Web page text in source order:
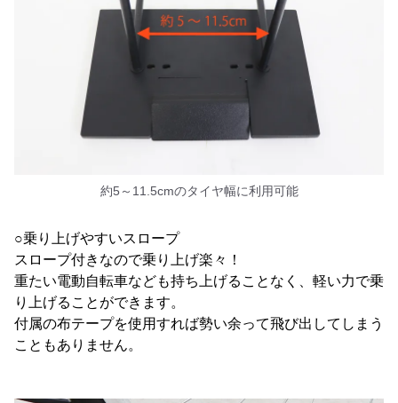
約5～11.5cmのタイヤ幅に利用可能
○乗り上げやすいスロープ
スロープ付きなので乗り上げ楽々！
重たい電動自転車なども持ち上げることなく、軽い力で乗
り上げることができます。
付属の布テープを使用すれば勢い余って飛び出してしまう
こともありません。